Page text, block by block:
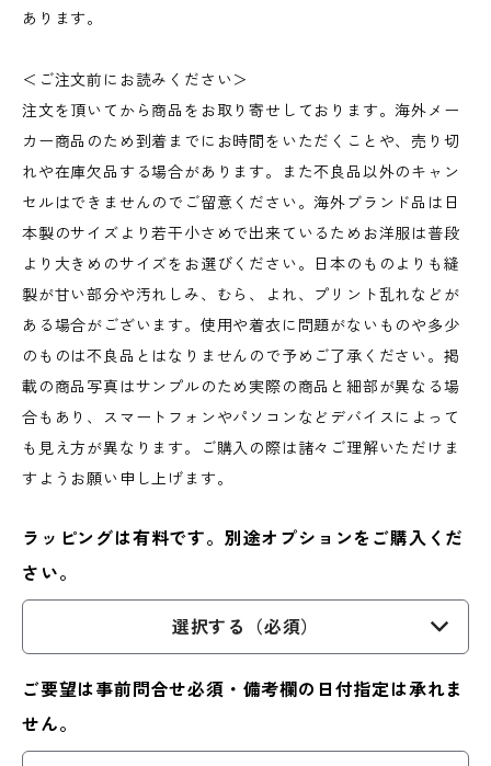
あります。
＜ご注文前にお読みください＞
注文を頂いてから商品をお取り寄せしております。海外メー
カー商品のため到着までにお時間をいただくことや、売り切
れや在庫欠品する場合があります。また不良品以外のキャン
セルはできませんのでご留意ください。海外ブランド品は日
本製のサイズより若干小さめで出来ているためお洋服は普段
より大きめのサイズをお選びください。日本のものよりも縫
製が甘い部分や汚れしみ、むら、よれ、プリント乱れなどが
ある場合がございます。使用や着衣に問題がないものや多少
のものは不良品とはなりませんので予めご了承ください。掲
載の商品写真はサンプルのため実際の商品と細部が異なる場
合もあり、スマートフォンやパソコンなどデバイスによって
も見え方が異なります。ご購入の際は諸々ご理解いただけま
すようお願い申し上げます。
ラッピングは有料です。別途オプションをご購入くだ
さい。
選択する（必須）
ご要望は事前問合せ必須・備考欄の日付指定は承れま
せん。